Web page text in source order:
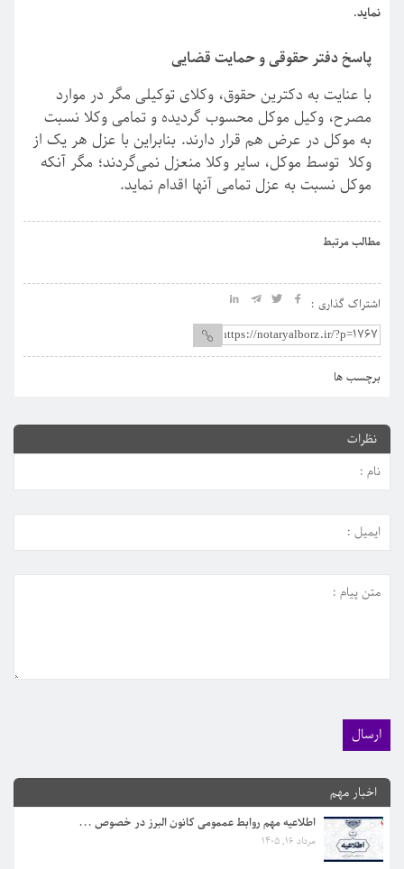
نماید.
پاسخ دفتر حقوقی و حمایت قضایی
با عنایت به دکترین حقوق، وکلای توکیلی مگر در موارد
مصرح، وکیل موکل محسوب گردیده و تمامی وکلا نسبت
به موکل در عرض هم قرار دارند. بنابراین با عزل هر یک از
وکلا توسط موکل، سایر وکلا منعزل نمی‌گردند؛ مگر آنکه
موکل نسبت به عزل تمامی آنها اقدام نماید.
مطالب مرتبط
اشتراک گذاری :
برچسب ها
نظرات
اخبار مهم
اطلاعیه مهم روابط عممومی کانون البرز در خصوص ...
مرداد 16, 1405
اطلاعیه کمیسیون تقسیم اسناد...
مرداد 3, 1405
اطلاعیه جدید کمیسیون آموزش در خصوص رعایت موار...